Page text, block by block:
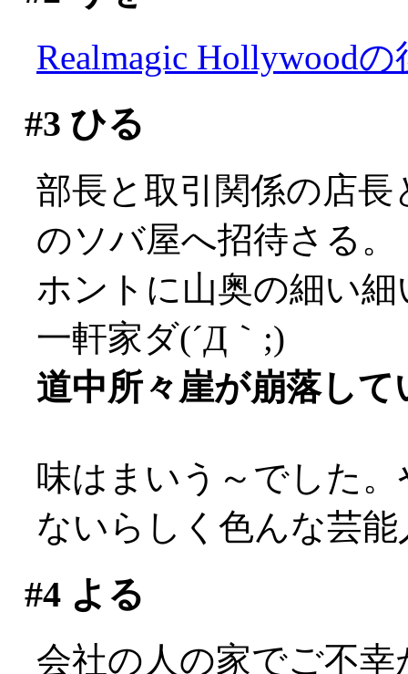
Realmagic Hollywoodの
#3 ひる
部長と取引関係の店
のソバ屋へ招待さる。
ホントに山奥の細い
一軒家ダ(´Д｀;)
道中所々崖が崩落し
味はまいう～でした
ないらしく色んな芸
#4よる
会社の人の家でご不